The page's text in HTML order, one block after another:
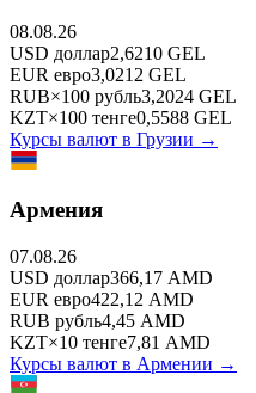
08.08.26
USD доллар2,6210 GEL
EUR евро3,0212 GEL
RUB×100 рубль3,2024 GEL
KZT×100 тенге0,5588 GEL
Курсы валют в Грузии →
Армения
07.08.26
USD доллар366,17 AMD
EUR евро422,12 AMD
RUB рубль4,45 AMD
KZT×10 тенге7,81 AMD
Курсы валют в Армении →